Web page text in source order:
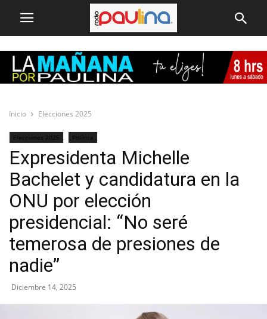
Inicio Elecciones 2025
Elecciones 2025 Política
Expresidenta Michelle
Bachelet y candidatura en la
ONU por elección
presidencial: “No seré
temerosa de presiones de
nadie”
Diciembre 14, 2025